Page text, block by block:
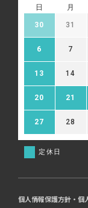
日 月
30 31
6 7
13 14
20 21
27 28
定休日
個人情報保護方針・個